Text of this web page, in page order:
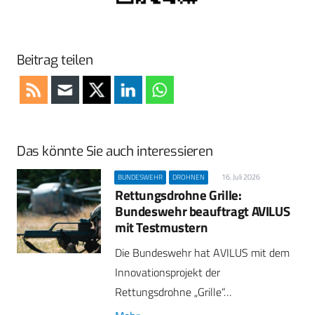
Beitrag teilen
Das könnte Sie auch interessieren
BUNDESWEHR DROHNEN 16. Juli 2026
Rettungsdrohne Grille:
Bundeswehr beauftragt AVILUS
mit Testmustern
Die Bundeswehr hat AVILUS mit dem
Innovationsprojekt der
Rettungsdrohne „Grille“…